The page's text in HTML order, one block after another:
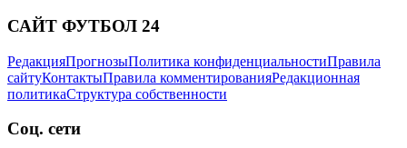
САЙТ ФУТБОЛ 24
РедакцияПрогнозыПолитика конфиденциальностиПравила
сайтуКонтактыПравила комментированияРедакционная
политикаСтруктура собственности
Соц. сети